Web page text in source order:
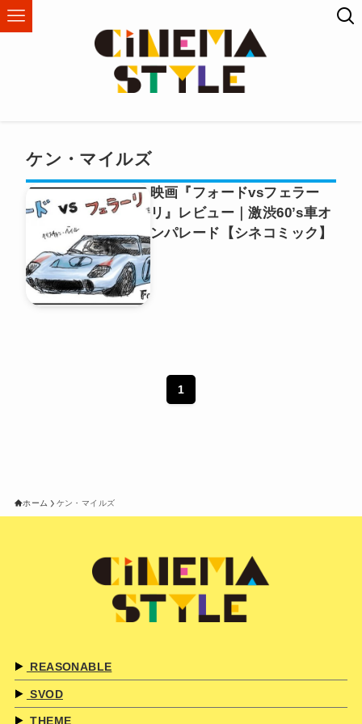
ケン・マイルズ
映画『フォードvsフェラー
リ』レビュー｜激渋60’s車オ
ンパレード【シネコミック】
1
ホーム ケン・マイルズ
REASONABLE
SVOD
THEME